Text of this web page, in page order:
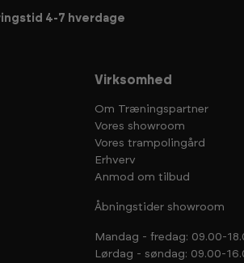
4-7 hverdage
Virksomhed
Om Træningspartner
Vores showroom
Vores trampolingård
Erhverv
Anmod om tilbud
Åbningstider showroom
Mandag - fredag: 09.00-
Lørdag - søndag: 09.00-